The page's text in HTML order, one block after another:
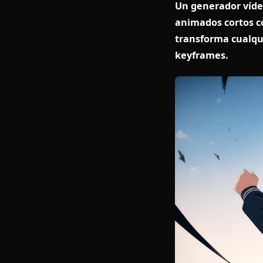
Un
animados
keyframes.